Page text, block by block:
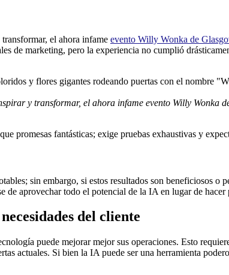
el ahora infame evento Willy Wonka de
de marketing, pero la experiencia no cumplió
y transformar, el ahora infame evento Willy Wonka
promesas fantásticas; exige pruebas exhaustivas y
sin embargo, si estos resultados son beneficiosos o
de aprovechar todo el potencial de la IA en lugar de
del cliente
puede mejorar mejor sus operaciones. Esto
actuales. Si bien la IA puede ser una herramienta